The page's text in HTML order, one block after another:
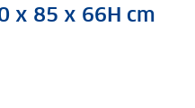
x 85 x 66H cm